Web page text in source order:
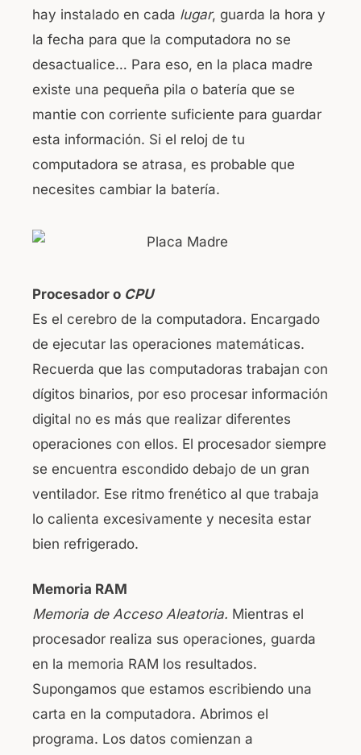
hay instalado en cada lugar, guarda la hora y
la fecha para que la computadora no se
desactualice… Para eso, en la placa madre
existe una pequeña pila o batería que se
mantie con corriente suficiente para guardar
esta información. Si el reloj de tu
computadora se atrasa, es probable que
necesites cambiar la batería.
Procesador o CPU
Es el cerebro de la computadora. Encargado
de ejecutar las operaciones matemáticas.
Recuerda que las computadoras trabajan con
dígitos binarios, por eso procesar información
digital no es más que realizar diferentes
operaciones con ellos. El procesador siempre
se encuentra escondido debajo de un gran
ventilador. Ese ritmo frenético al que trabaja
lo calienta excesivamente y necesita estar
bien refrigerado.
Memoria RAM
Memoria de Acceso Aleatoria. Mientras el
procesador realiza sus operaciones, guarda
en la memoria RAM los resultados.
Supongamos que estamos escribiendo una
carta en la computadora. Abrimos el
programa. Los datos comienzan a